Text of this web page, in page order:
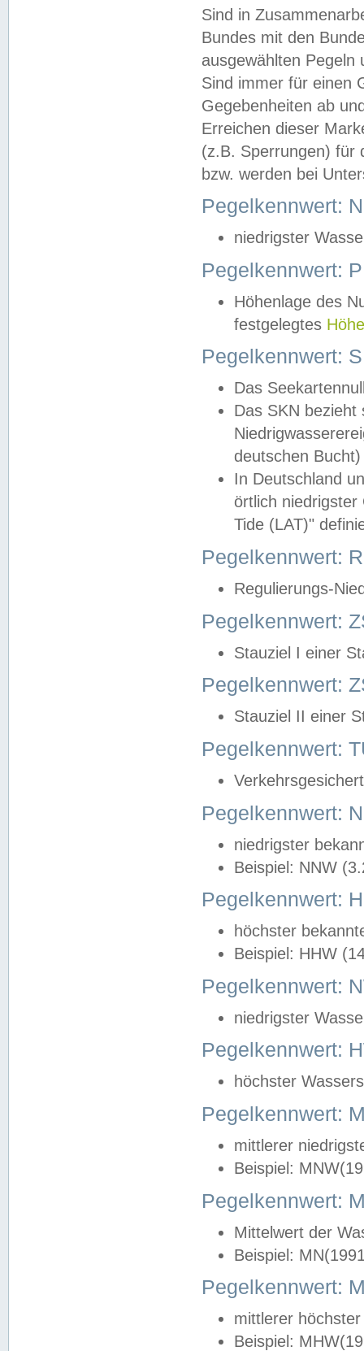
Sind in
Bundes mit den
ausgewählten
Sind immer für einen
Gegebenheiten ab
Erreichen dieser
(z.B. Sperrungen) für
bzw. werden bei
Pegelkennwert:
niedrigster
Pegelkennwert:
Höhenlage des
festgelegtes
Pegelkennwert:
Das
Das SKN
deutschen
In Deutschland
örtlich
Tide (LAT)"
Pegelkennwert:
Regulierungs-
Pegelkennwert:
Stauziel I einer
Pegelkennwert:
Stauziel II einer
Pegelkennwert:
Pegelkennwert:
niedrigster
Beispiel: NNW
Pegelkennwert:
höchster
Beispiel: HHW
Pegelkennwert:
niedrigster
Pegelkennwert:
höchster
Pegelkennwert:
mittlerer
Beispiel:
Pegelkennwert:
Mittelwert der
Beispiel:
Pegelkennwert:
mittlerer
Beispiel: